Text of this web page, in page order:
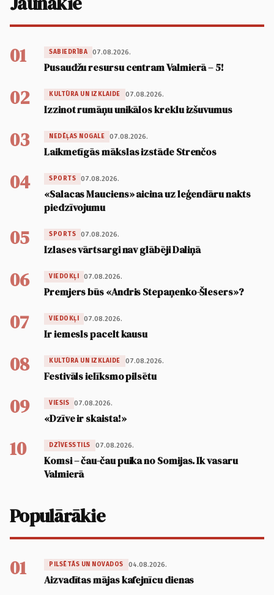
01 SABIEDRĪBA 07.08.2026.
Pusaudžu resursu centram Valmierā – 5!
02 KULTŪRA UN IZKLAIDE 07.08.2026.
Izzinot rumāņu unikālos kreklu izšuvumus
03 NEDĒĻAS NOGALE 07.08.2026.
Laikmetīgās mākslas izstāde Strenčos
04 SPORTS 07.08.2026.
«Salacas Mauciens» aicina uz leģendāru nakts
piedzīvojumu
05 SPORTS 07.08.2026.
Izlases vārtsargi nav glābēji Daliņā
06 VIEDOKĻI 07.08.2026.
Premjers būs «Andris Stepaņenko-Šlesers»?
07 VIEDOKĻI 07.08.2026.
Ir iemesls pacelt kausu
08 KULTŪRA UN IZKLAIDE 07.08.2026.
Festivāls ielīksmo pilsētu
09 VIESIS 07.08.2026.
«Dzīve ir skaista!»
10 DZĪVESSTILS 07.08.2026.
Komsi – čau-čau puika no Somijas. Ik vasaru
Valmierā
Populārākie
01 PILSĒTĀS UN NOVADOS 04.08.2026.
Aizvadītas mājas kafejnīcu dienas